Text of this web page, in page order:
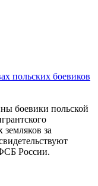
польских боевиков
боевики польской
за
России.